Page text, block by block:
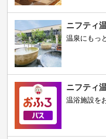
ニフティ
温泉にもっ
ニフティ
温浴施設を